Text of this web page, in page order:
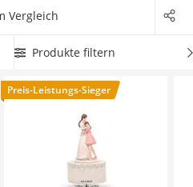
Designs
Jahrestag oder Geburtstag
für kleine Schätze.
2026 besonders das
seinen Eigenschaften.
Vergleich
Produkte filtern
Preis-Leistungs-Sieger